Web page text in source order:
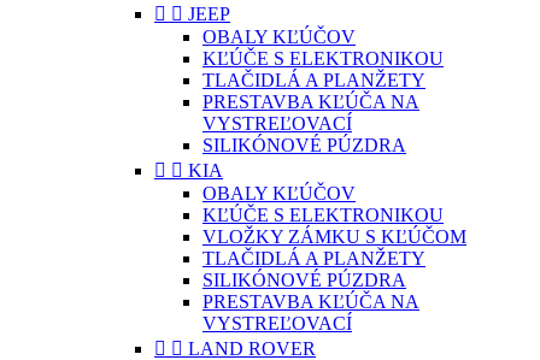
  JEEP
OBALY KĽÚČOV
KĽÚČE S ELEKTRONIKOU
TLAČIDLÁ A PLANŽETY
PRESTAVBA KĽÚČA NA
VYSTREĽOVACÍ
SILIKÓNOVÉ PÚZDRA
  KIA
OBALY KĽÚČOV
KĽÚČE S ELEKTRONIKOU
VLOŽKY ZÁMKU S KĽÚČOM
TLAČIDLÁ A PLANŽETY
SILIKÓNOVÉ PÚZDRA
PRESTAVBA KĽÚČA NA
VYSTREĽOVACÍ
  LAND ROVER